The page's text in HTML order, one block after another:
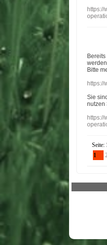
Bitte
Sie
nutzen
Seite:
1